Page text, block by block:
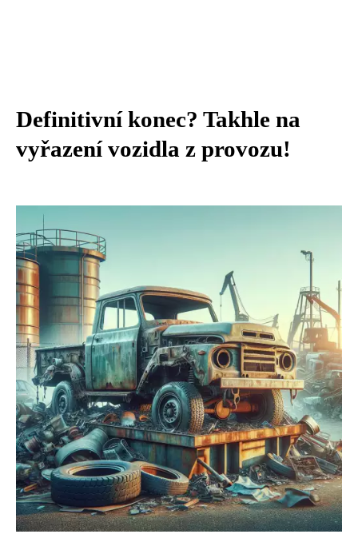
Definitivní konec? Takhle na
vyřazení vozidla z provozu!